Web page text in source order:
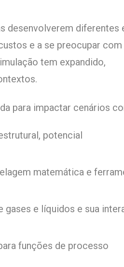
desenvolverem diferentes
e a se preocupar com
tem expandido,
para impactar cenários
potencial
matemática e
gases e líquidos e sua
funções de processo